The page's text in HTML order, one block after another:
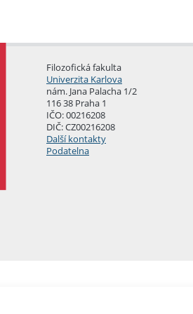
Filozofická fakulta
Univerzita Karlova
nám. Jana Palacha 1/2
116 38 Praha 1
IČO: 00216208
DIČ: CZ00216208
Další kontakty
Podatelna